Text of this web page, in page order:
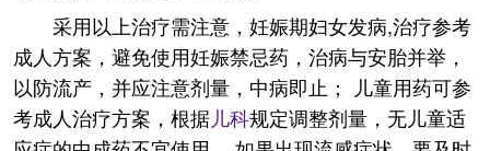
采用以上治疗需注意，妊娠期妇女发病,治疗参考
成人方案，避免使用妊娠禁忌药，治病与安胎并举，
以防流产，并应注意剂量，中病即止； 儿童用药可参
考成人治疗方案，根据儿科规定调整剂量，无儿童适